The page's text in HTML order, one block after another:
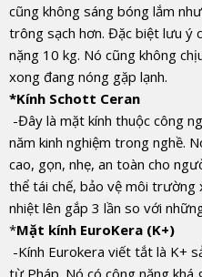
cũng không sáng bóng lắm
trông sạch hơn. Đặc biệt lưu ý
nặng 10 kg. Nó cũng không
xong đang nóng gặp lạnh.
*Kính Schott Ceran
-Đây là mặt kính thuộc công
năm kinh nghiệm trong nghề.
cao, gọn, nhẹ, an toàn cho
thể tái chế, bảo vệ môi trường
nhiệt lên gắp 3 lần so với
*Mặt kính EuroKera (K+)
-Kính Eurokera viết tắt là K+
từ Pháp. Nó có công năng khá